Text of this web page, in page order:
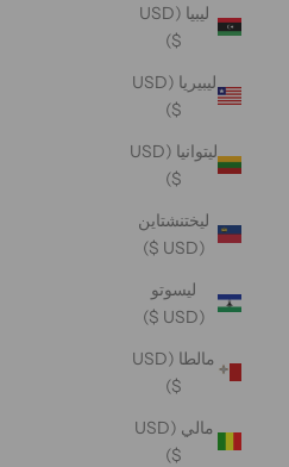
ليبيا (USD
$)
ليبيريا (USD
$)
ليتوانيا (USD
$)
ليختنشتاين
(USD $)
ليسوتو
(USD $)
مالطا (USD
$)
مالي (USD
$)